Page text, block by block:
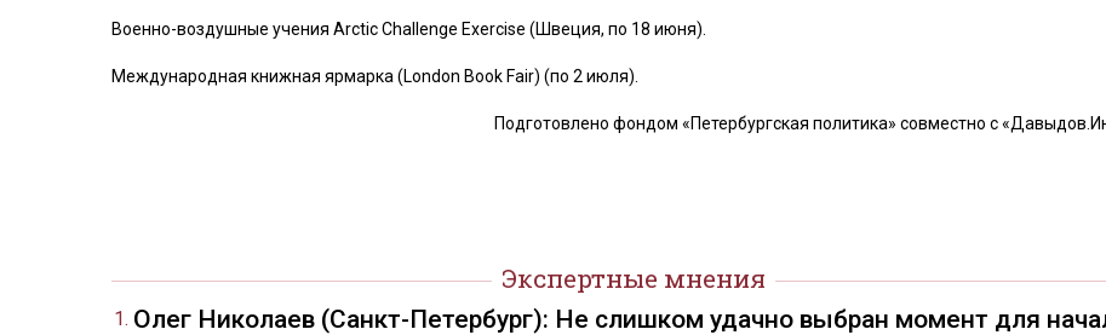
Военно-воздушные учения Arctic Challenge Exercise (Швеция, по 18 июня).
Международная книжная ярмарка (London Book Fair) (по 2 июля).
Подготовлено фондом «Петербургская политика» совместно с
Экспертные мнения
Олег Николаев (Санкт-Петербург): Не слишком удачно выбран момент для